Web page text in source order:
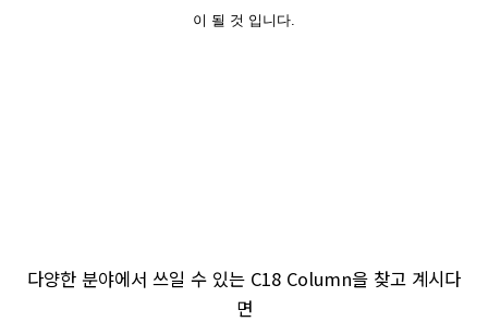
이 될 것 입니다.
다양한 분야에서 쓰일 수 있는 C18 Column을 찾고 계시다
면